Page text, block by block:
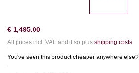
€ 1,495.00
All prices incl. VAT. and if so plus shipping costs
You've seen this product cheaper anywhere else?